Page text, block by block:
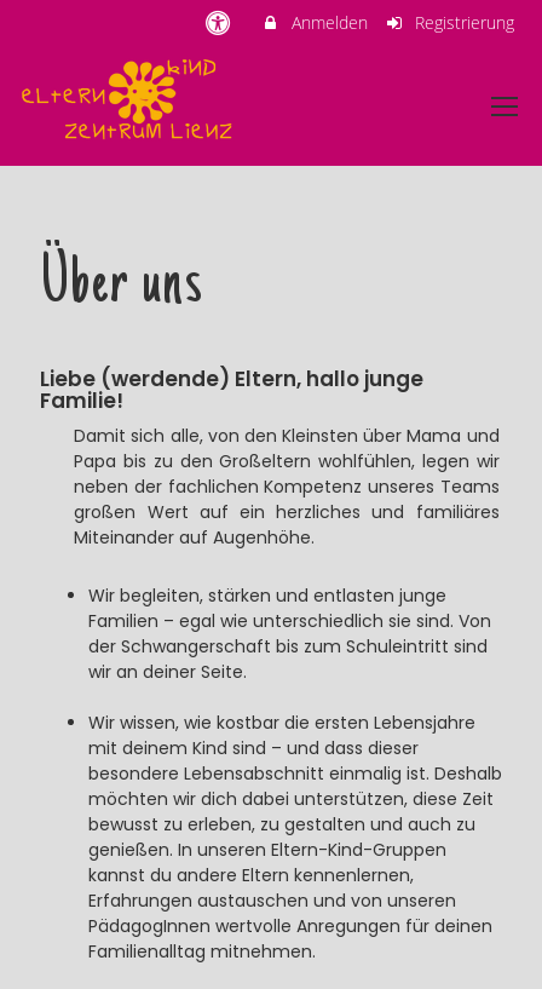
Anmelden Registrierung
Über uns
Liebe (werdende) Eltern, hallo junge
Familie!
Damit sich alle, von den Kleinsten über Mama und
Papa bis zu den Großeltern wohlfühlen, legen wir
neben der fachlichen Kompetenz unseres Teams
großen Wert auf ein herzliches und familiäres
Miteinander auf Augenhöhe.
Wir begleiten, stärken und entlasten junge
Familien – egal wie unterschiedlich sie sind. Von
der Schwangerschaft bis zum Schuleintritt sind
wir an deiner Seite.
Wir wissen, wie kostbar die ersten Lebensjahre
mit deinem Kind sind – und dass dieser
besondere Lebensabschnitt einmalig ist. Deshalb
möchten wir dich dabei unterstützen, diese Zeit
bewusst zu erleben, zu gestalten und auch zu
genießen. In unseren Eltern-Kind-Gruppen
kannst du andere Eltern kennenlernen,
Erfahrungen austauschen und von unseren
PädagogInnen wertvolle Anregungen für deinen
Familienalltag mitnehmen.